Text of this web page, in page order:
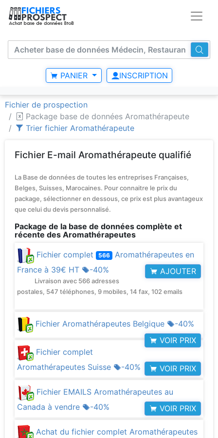
PANIER INSCRIPTION
Fichier de prospection
Package base de données Aromathérapeute
Trier fichier Aromathérapeute
Fichier E-mail Aromathérapeute qualifié
La Base de données de toutes les entreprises Françaises,
Belges, Suisses, Marocaines. Pour connaitre le prix du
package, sélectionner en dessous, ce prix est plus avantageux
que celui du devis personnalisé.
Package de la base de données complète et
récente des Aromathérapeutes
Fichier complet 566 Aromathérapeutes en
France à 39€ HT -40% AJOUTER
Livraison avec 566 adresses
postales, 547 téléphones, 9 mobiles, 14 fax, 102 emails
Fichier Aromathérapeutes Belgique
-40%
VOIR PRIX
Fichier complet
Aromathérapeutes Suisse
-40% VOIR PRIX
Fichier EMAILS Aromathérapeutes au
Canada à vendre
-40% VOIR PRIX
Achat du fichier complet Aromathérapeutes